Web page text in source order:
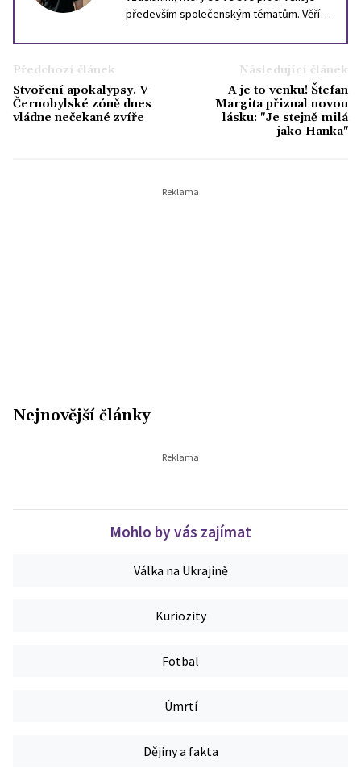
především společenským tématům. Věří,
zprostředkovat srozumitelně, aniž by se
vytratil jejich význam. Ve volném čase rád
čte filozofii, zajímá se o dějiny Evropy a
vždycky jej fascinoval svět celebrit, který
by podle něj posloužil pro nejednu
Předchozí článek
Stvoření apokalypsy. V
Černobylské zóně dnes
vládne nečekané zvíře
Následující článek
A je to venku! Štefan
Margita přiznal novou
lásku: "Je stejně milá
jako Hanka"
Nejnovější články
Mohlo by vás zajímat
Válka na Ukrajině
Kuriozity
Fotbal
Úmrtí
Dějiny a fakta